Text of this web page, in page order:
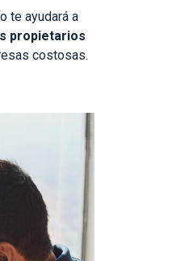
te ayudará a
propietarios
costosas.